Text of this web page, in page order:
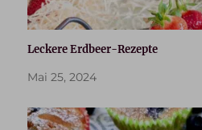
Leckere Erdbeer-Rezepte
Mai 25, 2024